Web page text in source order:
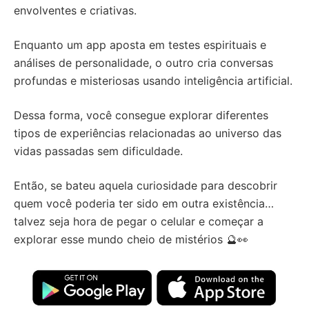
envolventes e criativas.
Enquanto um app aposta em testes espirituais e
análises de personalidade, o outro cria conversas
profundas e misteriosas usando inteligência artificial.
Dessa forma, você consegue explorar diferentes
tipos de experiências relacionadas ao universo das
vidas passadas sem dificuldade.
Então, se bateu aquela curiosidade para descobrir
quem você poderia ter sido em outra existência…
talvez seja hora de pegar o celular e começar a
explorar esse mundo cheio de mistérios 🔮👀